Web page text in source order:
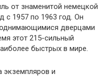
от знаменитой немецкой
с 1957 по 1963 год. Он
дверцами
этот 215-сильный
быстрых в мире.
экземпляров и